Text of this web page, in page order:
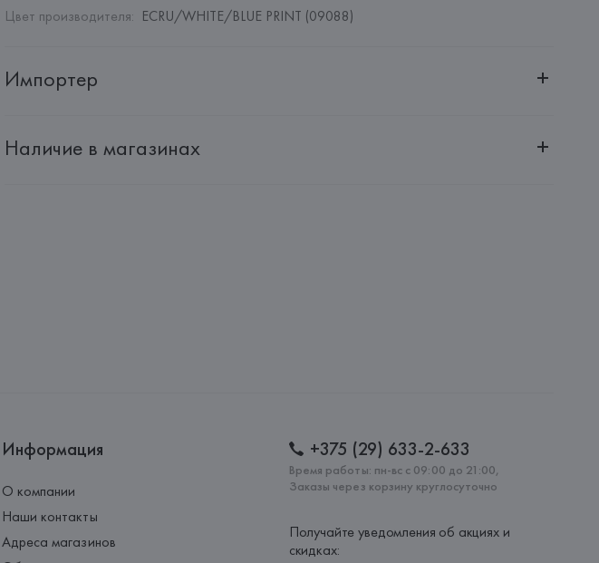
Цвет производителя: ECRU/WHITE/BLUE PRINT (09088)
Импортер
Адрес: Республика Беларусь, 220030, г. Минск, ул. Немига, 5, пом. 39
Наличие в магазинах
Информация
О компании
Наши контакты
Адреса магазинов
+375 (29) 633-2-633
Время работы: пн-вс с 09:00 до 21:00,
Заказы через корзину круглосуточно
Получайте уведомления об акциях и
скидках: